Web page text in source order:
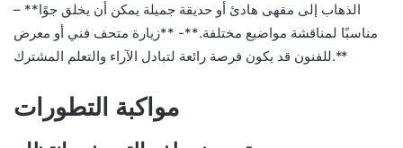
– **الذهاب إلى مقهى هادئ أو حديقة جميلة يمكن أن يخلق جوًا
مناسبًا لمناقشة مواضيع مختلفة.**- **زيارة متحف فني أو معرض
للفنون قد يكون فرصة رائعة لتبادل الآراء والتعلم المشترك.**
مواكبة التطورات